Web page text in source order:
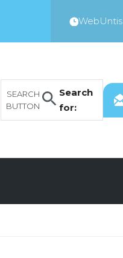
WebUntis
Search
for:
SEARCH
BUTTON